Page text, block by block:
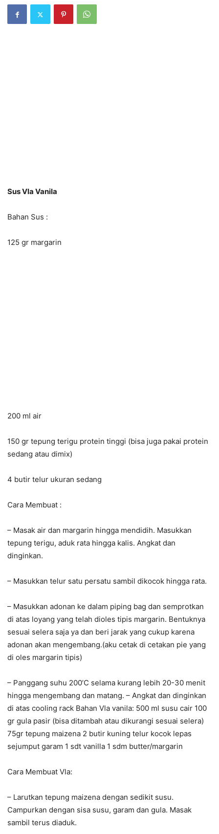
Sus Vla Vanila
Bahan Sus :
125 gr margarin
200 ml air
150 gr tepung terigu protein tinggi (bisa juga pakai protein
sedang atau dimix)
4 butir telur ukuran sedang
Cara Membuat :
– Masak air dan margarin hingga mendidih. Masukkan
tepung terigu, aduk rata hingga kalis. Angkat dan
dinginkan.
– Masukkan telur satu persatu sambil dikocok hingga rata.
– Masukkan adonan ke dalam piping bag dan semprotkan
di atas loyang yang telah dioles tipis margarin. Bentuknya
sesuai selera saja ya dan beri jarak yang cukup karena
adonan akan mengembang.(aku cetak di cetakan pie yang
di oles margarin tipis)
– Panggang suhu 200’C selama kurang lebih 20-30 menit
hingga mengembang dan matang. – Angkat dan dinginkan
di atas cooling rack Bahan Vla vanila: 500 ml susu cair 100
gr gula pasir (bisa ditambah atau dikurangi sesuai selera)
75gr tepung maizena 2 butir kuning telur kocok lepas
sejumput garam 1 sdt vanilla 1 sdm butter/margarin
Cara Membuat Vla:
– Larutkan tepung maizena dengan sedikit susu.
Campurkan dengan sisa susu, garam dan gula. Masak
sambil terus diaduk.